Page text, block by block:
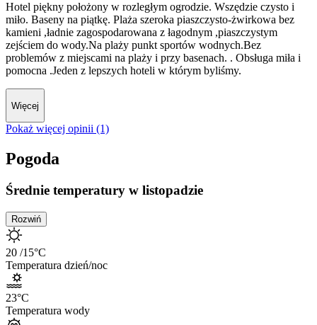
Hotel piękny położony w rozległym ogrodzie. Wszędzie czysto i
miło. Baseny na piątkę. Plaża szeroka piaszczysto-żwirkowa bez
kamieni ,ładnie zagospodarowana z łagodnym ,piaszczystym
zejściem do wody.Na plaży punkt sportów wodnych.Bez
problemów z miejscami na plaży i przy basenach. . Obsługa miła i
pomocna .Jeden z lepszych hoteli w którym byliśmy.
Więcej
Pokaż więcej opinii (1)
Pogoda
Średnie temperatury w listopadzie
Rozwiń
20 /15°C
Temperatura dzień/noc
23°C
Temperatura wody